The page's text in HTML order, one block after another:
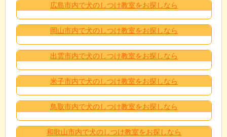
広島市内で犬のしつけ教室をお探しなら
岡山市内で犬のしつけ教室をお探しなら
出雲市内で犬のしつけ教室をお探しなら
米子市内で犬のしつけ教室をお探しなら
鳥取市内で犬のしつけ教室をお探しなら
和歌山市内で犬のしつけ教室をお探しなら